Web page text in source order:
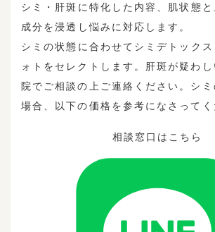
シミ・肝斑に特化した内容、肌状態と
成分を浸透し悩みに対応します。
シミの状態に合わせてシミデトック
ォトをセレクトします。肝斑が疑わ
院でご相談の上ご連絡ください。シ
場合、以下の価格を参考になさってく
相談窓口はこちら